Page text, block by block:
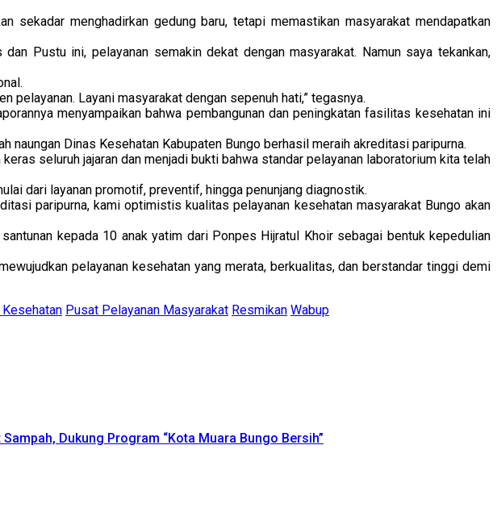
sekadar menghadirkan gedung baru, tetapi memastikan masyarakat mendapatkan
Pustu ini, pelayanan semakin dekat dengan masyarakat. Namun saya tekankan,
Layani masyarakat dengan sepenuh hati,” tegasnya.
menyampaikan bahwa pembangunan dan peningkatan fasilitas kesehatan ini
naungan Dinas Kesehatan Kabupaten Bungo berhasil meraih akreditasi paripurna.
seluruh jajaran dan menjadi bukti bahwa standar pelayanan laboratorium kita telah
dari layanan promotif, preventif, hingga penunjang diagnostik.
paripurna, kami optimistis kualitas pelayanan kesehatan masyarakat Bungo akan
kepada 10 anak yatim dari Ponpes Hijratul Khoir sebagai bentuk kepedulian
pelayanan kesehatan yang merata, berkualitas, dan berstandar tinggi demi
Kesehatan Pusat Pelayanan Masyarakat Resmikan Wabup
Dukung Program “Kota Muara Bungo Bersih”